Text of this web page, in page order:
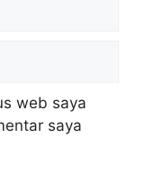
web saya
saya